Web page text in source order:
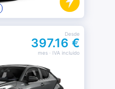
Desde
397.16 €
mes· IVA incluido